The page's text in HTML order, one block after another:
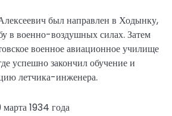
был направлен в Ходынку,
в военно-воздушных силах. Затем
военное авиационное училище
успешно закончил обучение и
летчика-инженера.
марта 1934 года